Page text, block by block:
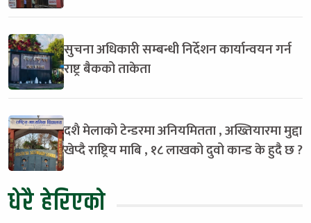
सुचना अधिकारी सम्बन्धी निर्देशन कार्यान्वयन गर्न
राष्ट्र बैकको ताकेता
दशै मेलाको टेन्डरमा अनियमितता , अख्तियारमा मुद्दा
खेप्दै राष्ट्रिय माबि , १८ लाखको दुवो कान्ड के हुदै छ ?
धेरै हेरिएको